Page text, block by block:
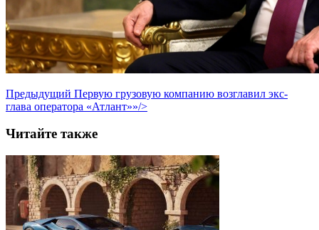
Предыдущий Первую грузовую компанию возглавил экс-
глава оператора «Атлант»»/>
Читайте также